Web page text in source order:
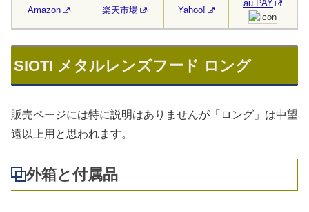
Amazon 楽天市場 Yahoo!
au PAY
SIOTI メタルレンズフード ロング
販売ページには特に説明はありませんが「ロング」は中望
遠以上用と思われます。
外箱と付属品